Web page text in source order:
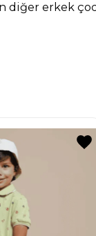
diğer erkek